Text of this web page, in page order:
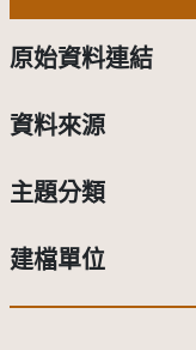
原始資料連結
資料來源
主題分類
建檔單位